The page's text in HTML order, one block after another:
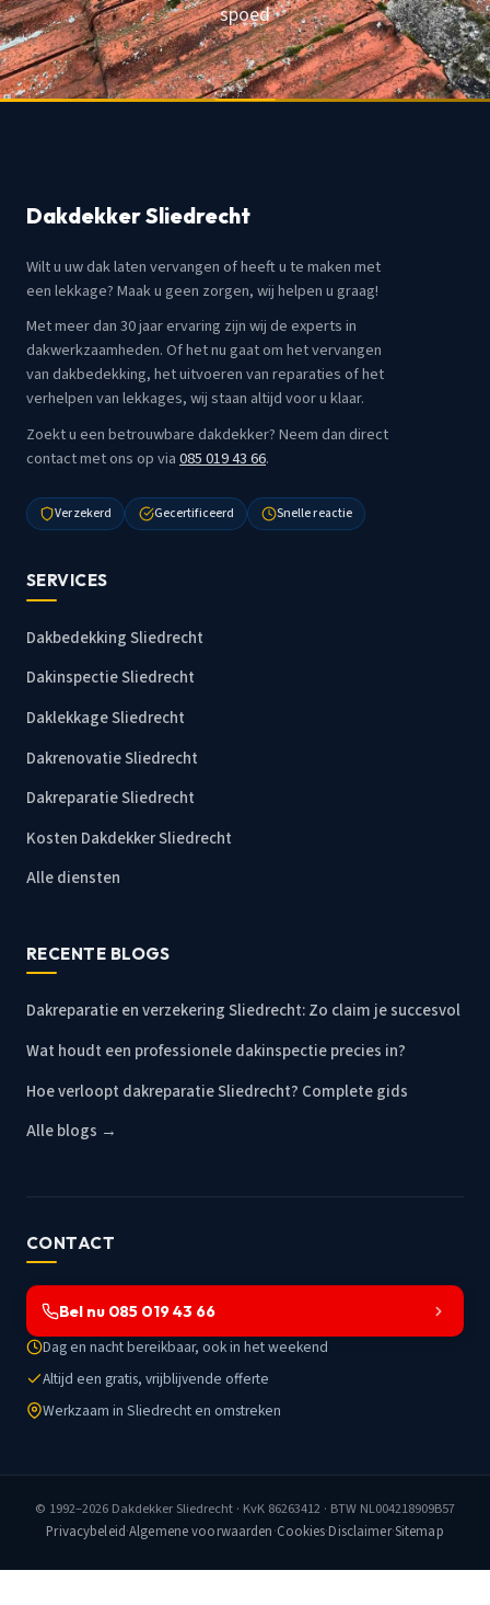
spoed
Dakdekker Sliedrecht
Wilt u uw dak laten vervangen of heeft u te maken met
een lekkage? Maak u geen zorgen, wij helpen u graag!
Met meer dan 30 jaar ervaring zijn wij de experts in
dakwerkzaamheden. Of het nu gaat om het vervangen
van dakbedekking, het uitvoeren van reparaties of het
verhelpen van lekkages, wij staan altijd voor u klaar.
Zoekt u een betrouwbare dakdekker? Neem dan direct
contact met ons op via085 019 43 66.
Verzekerd Gecertificeerd Snelle reactie
SERVICES
Dakbedekking Sliedrecht
Dakinspectie Sliedrecht
Daklekkage Sliedrecht
Dakrenovatie Sliedrecht
Dakreparatie Sliedrecht
Kosten Dakdekker Sliedrecht
Alle diensten
RECENTE BLOGS
Dakreparatie en verzekering Sliedrecht: Zo claim je succesvol
Wat houdt een professionele dakinspectie precies in?
Hoe verloopt dakreparatie Sliedrecht? Complete gids
Alle blogs →
CONTACT
Bel nu 085 019 43 66
Dag en nacht bereikbaar, ook in het weekend
Altijd een gratis, vrijblijvende offerte
Werkzaam in Sliedrecht en omstreken
© 1992–2026 Dakdekker Sliedrecht · KvK 86263412 · BTW NL004218909B57
Privacybeleid·Algemene voorwaarden·Cookies·Disclaimer·Sitemap